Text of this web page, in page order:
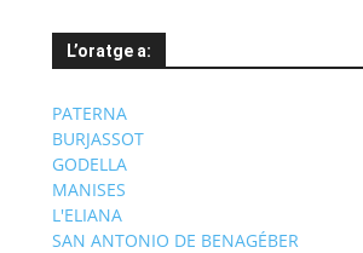
L’oratge a:
PATERNA
BURJASSOT
GODELLA
MANISES
L'ELIANA
SAN ANTONIO DE BENAGÉBER